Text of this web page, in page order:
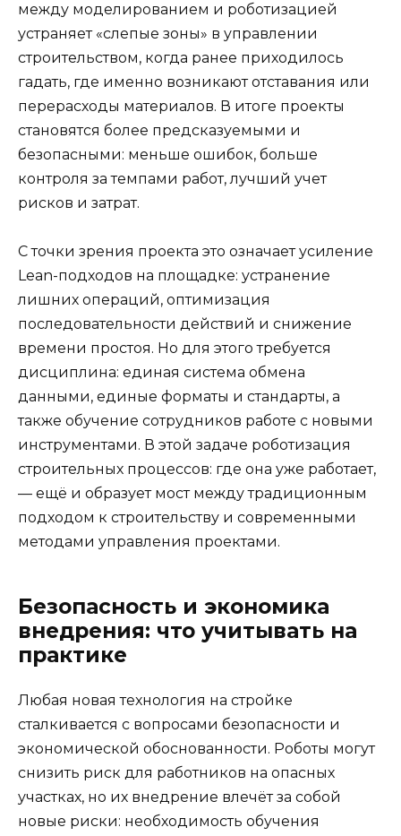
между моделированием и роботизацией
устраняет «слепые зоны» в управлении
строительством, когда ранее приходилось
гадать, где именно возникают отставания или
перерасходы материалов. В итоге проекты
становятся более предсказуемыми и
безопасными: меньше ошибок, больше
контроля за темпами работ, лучший учет
рисков и затрат.
С точки зрения проекта это означает усиление
Lean-подходов на площадке: устранение
лишних операций, оптимизация
последовательности действий и снижение
времени простоя. Но для этого требуется
дисциплина: единая система обмена
данными, единые форматы и стандарты, а
также обучение сотрудников работе с новыми
инструментами. В этой задаче роботизация
строительных процессов: где она уже работает,
— ещё и образует мост между традиционным
подходом к строительству и современными
методами управления проектами.
Безопасность и экономика
внедрения: что учитывать на
практике
Любая новая технология на стройке
сталкивается с вопросами безопасности и
экономической обоснованности. Роботы могут
снизить риск для работников на опасных
участках, но их внедрение влечёт за собой
новые риски: необходимость обучения